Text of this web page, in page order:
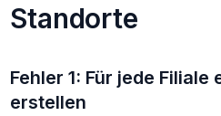
Standorte
Fehler 1: Für jede
erstellen